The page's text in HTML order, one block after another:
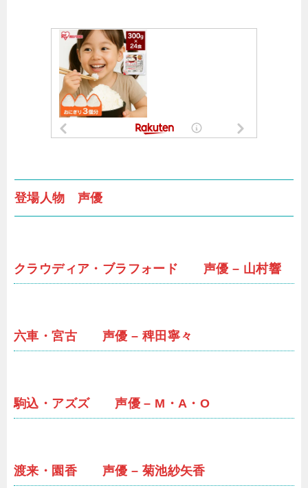
登場人物 声優
クラウディア・ブラフォード 声優 – 山村響
六車・宮古 声優 – 稗田寧々
駒込・アズズ 声優 – M・A・O
渡来・園香 声優 – 菊池紗矢香